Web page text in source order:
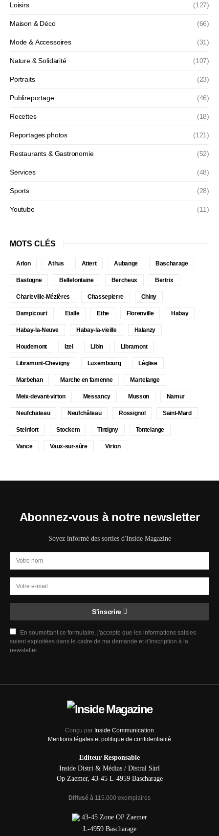
Loisirs (127)
Maison & Déco (66)
Mode & Accessoires (31)
Nature & Solidarité (107)
Portraits (23)
Publireportage (46)
Recettes (18)
Reportages photos (121)
Restaurants & Gastronomie (52)
Services (48)
Sports (28)
Youtube (11)
MOTS CLÉS
Arlon Athus Attert Aubange Bascharage
Bastogne Bellefontaine Bercheux Bertrix
Charleville-Mézières Chassepierre Chiny
Dampicourt Etalle Ethe Florenville Habay
Habay-la-Neuve Habay-la-vieille Halanzy
Houdemont Izel Libin Libramont
Libramont-Chevigny Luxembourg Léglise
Marbehan Marche en famenne Martelange
Meix-devant-virton Messancy Musson Namur
Neufchateau Neufchâteau Rossignol Saint-Mard
Steinfort Stockem Tintigny Tontelange
Vance Vaux-sur-sûre Virton
Abonnez-vous à notre newsletter
Soyez informé des sorties d'Inside Magazine
S'inscrire
En soumettant ce formulaire, j'accepte que les informations saisies
soient exploitées dans le cadre de ma demande et d'inscription à la
newsletter.
Conçu par Inside Communication
Mentions légales et politique de confidentialité
Editeur Responsable
Inside Distri & Médias / Distral Sàrl
Op Zaemer, 43-45 L-4959 Bascharage
Diffusé à 115.000 exemplaires
43-45 Zone OP Zaemer
L-4959 Bascharage